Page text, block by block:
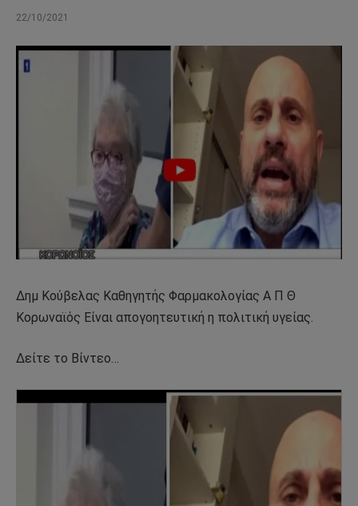
22/10/2021
Δημ Κούβελας Καθηγητής Φαρμακολογίας Α Π Θ
Κορωναϊός Είναι απογοητευτική η πολιτική υγείας.
Δείτε το Βίντεο…